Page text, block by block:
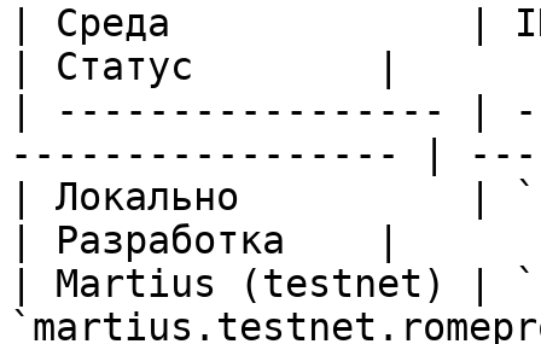
| Среда             | ID
| Статус        |
| ----------------- |
----------------- |
| Локально          |
| Разработка    |
| Martius (testnet) |